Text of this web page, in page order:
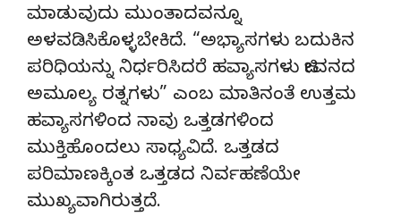
ಮಾಡುವುದು ಮುಂತಾದವನ್ನೂ
ಅಳವಡಿಸಿಕೊಳ್ಳಬೇಕಿದೆ. “ಅಭ್ಯಾಸಗಳು ಬದುಕಿನ
ಪರಿಧಿಯನ್ನು ನಿರ್ಧರಿಸಿದರೆ ಹವ್ಯಾಸಗಳು ಜೀವನದ
ಅಮೂಲ್ಯ ರತ್ನಗಳು” ಎಂಬ ಮಾತಿನಂತೆ ಉತ್ತಮ
ಹವ್ಯಾಸಗಳಿಂದ ನಾವು ಒತ್ತಡಗಳಿಂದ
ಮುಕ್ತಿಹೊಂದಲು ಸಾಧ್ಯವಿದೆ. ಒತ್ತಡದ
ಪರಿಮಾಣಕ್ಕಿಂತ ಒತ್ತಡದ ನಿರ್ವಹಣೆಯೇ
ಮುಖ್ಯವಾಗಿರುತ್ತದೆ.